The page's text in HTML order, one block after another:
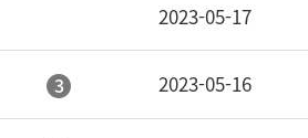
2023-05-17
3 2023-05-16